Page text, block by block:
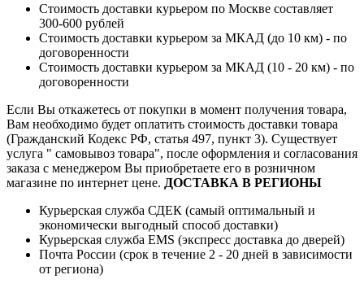
Стоимость доставки курьером по Москве составляет
300-600 рублей
Стоимость доставки курьером за МКАД (до 10 км) - по
договоренности
Стоимость доставки курьером за МКАД (10 - 20 км) - по
договоренности
Если Вы откажетесь от покупки в момент получения товара,
Вам необходимо будет оплатить стоимость доставки товара
(Гражданский Кодекс РФ, статья 497, пункт 3). Существует
услуга " самовывоз товара", после оформления и согласования
заказа с менеджером Вы приобретаете его в розничном
магазине по интернет цене. ДОСТАВКА В РЕГИОНЫ
Курьерская служба СДЕК (самый оптимальный и
экономически выгодный способ доставки)
Курьерская служба EMS (экспресс доставка до дверей)
Почта России (срок в течение 2 - 20 дней в зависимости
от региона)